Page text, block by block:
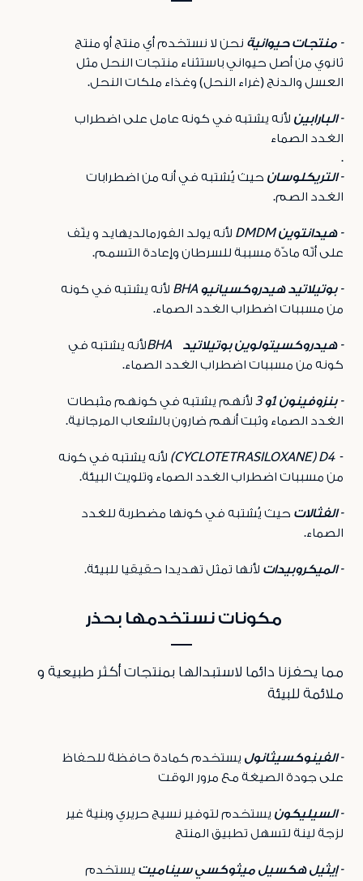
- منتجات حيوانية نحن لا نستخدم أي منتج أو منتج
ثانوي من أصل حيواني باستثناء منتجات النحل مثل
العسل والدنج (غراء النحل) وغذاء ملكات النحل.
- البارابين لأنه يشتبه في كونه عامل على اضطراب
الغدد الصماء
.
- التريكلوسان حيث يُشتبه في أنه من اضطرابات
الغدد الصم.
- هيدانتوينDMDM لأنه يولد الفورمالديهايد و ينّف
على أنّه مادّة مسببة للسرطان وإعادة التسمم.
- بوتيلاتيد هيدروكسيانيو
لأنه يشتبه في كونه
من مسببات اضطراب الغدد الصماء.
- هيدروكسيتولوين بوتيلاتيد
لأنه يشتبه في
كونه من مسببات اضطراب الغدد الصماء.
- بنزوفينون و 3
لأنهم يشتبه في كونهم مثبطات
الغدد الصماء وثبت أنهم ضارون بالشعاب المرجانية.
-
CYCLOTETRASILOXANE) D4) لأنه يشتبه في كونه
من مسببات اضطراب الغدد الصماء وتلويث البيئة.
- الفثالات حيث يُشتبه في كونها مضطربة للغدد
الصماء.
- الميكروبيدات لأنها تمثل تهديدا حقيقيا للبيئة.
مكونات نستخدمها بحذر
مما يحفزنا دائما لاستبدالها بمنتجات أكثر طبيعية و
ملائمة للبيئة
- الفينوكسيثانول يستخدم كمادة حافظة للحفاظ
على جودة الصيغة مع مرور الوقت
- السيليكون يستخدم لتوفير نسيج حريري وبنية غير
لزجة لينة لتسهل تطبيق المنتج
- إيثيل هكسيل ميثوكسي سيناميت يستخدم